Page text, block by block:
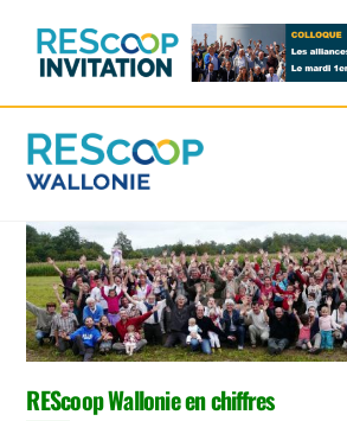
content
REScoop Wallonie
REScoop Wallonie en chiffres